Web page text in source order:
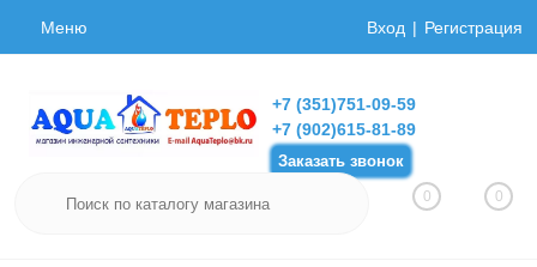
Меню Вход Регистрация
+7 (351)751-09-59
+7 (902)615-81-89
Заказать звонок
0 0